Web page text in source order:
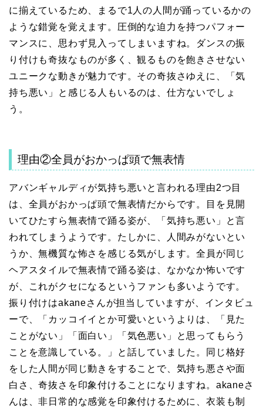
に揃えているため、まるで1人の人間が踊っているかの
ような錯覚を覚えます。圧倒的な迫力を持つパフォー
マンスに、思わず見入ってしまいますね。ダンスの振
り付けも奇抜なものが多く、観るものを飽きさせない
ユニークな動きが魅力です。その奇抜さゆえに、「気
持ち悪い」と感じる人もいるのは、仕方ないでしょ
う。
理由②全員がおかっぱ頭で無表情
アバンギャルディが気持ち悪いと言われる理由2つ目
は、全員がおかっぱ頭で無表情だからです。目を見開
いてひたすら無表情で踊る姿が、「気持ち悪い」と言
われてしまうようです。たしかに、人間みがないとい
うか、無機質な怖さを感じる気がします。全員が同じ
ヘアスタイルで無表情で踊る姿は、なかなか怖いです
が、これがクセになるというファンも多いようです。
振り付けはakaneさんが担当していますが、インタビュ
ーで、「カッコイイとか可愛いというよりは、「見た
ことがない」「面白い」「気色悪い」と思ってもらう
ことを意識している。」と話していました。同じ格好
をした人間が同じ動きをすることで、気持ち悪さや面
白さ、奇抜さを印象付けることになりますね。akaneさ
んは、非日常的な感覚を印象付けるために、衣装も制